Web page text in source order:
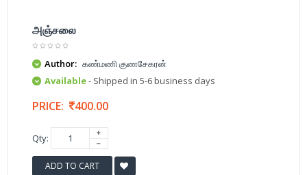
அஞ்சலை
Author: கண்மணி குணசேகரன்
Available- Shipped in 5-6 business days
PRICE: 400.00
Qty:
ADD TO CART